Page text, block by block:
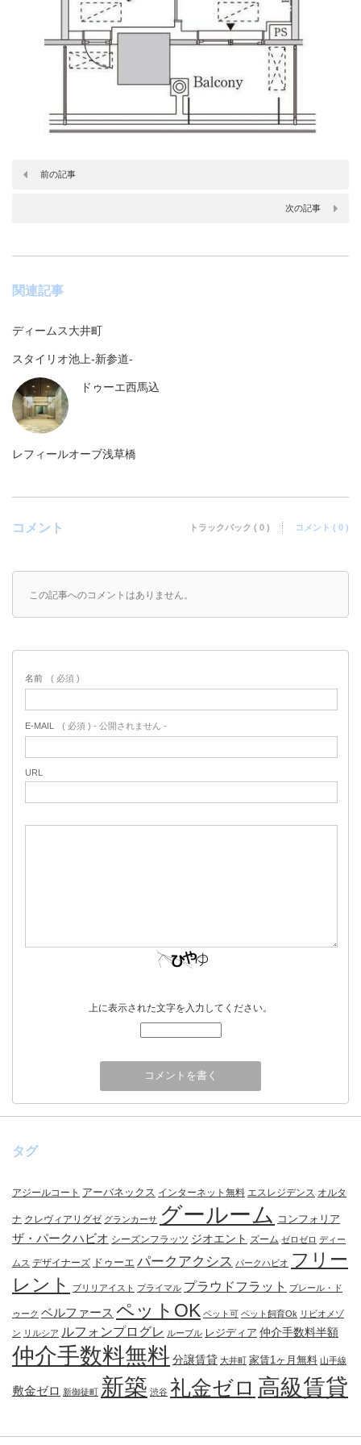
前の記事
次の記事
関連記事
ディームス大井町
スタイリオ池上-新参道-
ドゥーエ西馬込
レフィールオーブ浅草橋
コメント トラックバック ( 0 ) コメント ( 0 )
この記事へのコメントはありません。
名前 ( 必須 )
E-MAIL ( 必須 ) - 公開されません -
URL
上に表示された文字を入力してください。
タグ
アジールコート アーバネックス インターネット無料 エスレジデンス オルタ
ナ クレヴィアリグゼ グランカーサ グールーム コンフォリア
ザ・パークハビオ シーズンフラッツ ジオエント ズーム ゼロゼロ ディー
ムス デザイナーズ ドゥーエ パークアクシス パークハビオ フリー
レント
ブリリアイスト プライマル プラウドフラット プレール・ド
ゥーク ベルファース ペットOK ペット可 ペット飼育Ok リビオメゾ
ン リルシア ルフォンプログレ ルーブル レジディア 仲介手数料半額
仲介手数料無料 分譲賃貸 大井町 家賃1ヶ月無料 山手線
敷金ゼロ 新御徒町 新築 渋谷 礼金ゼロ 高級賃貸